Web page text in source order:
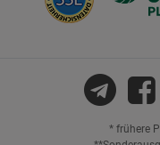
* frühere